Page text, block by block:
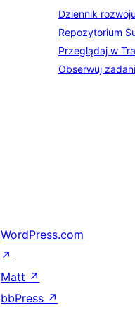
Dziennik rozwoju
Repozytorium
Przeglądaj w
Obserwuj
WordPress.com
↗
Matt ↗
bbPress ↗